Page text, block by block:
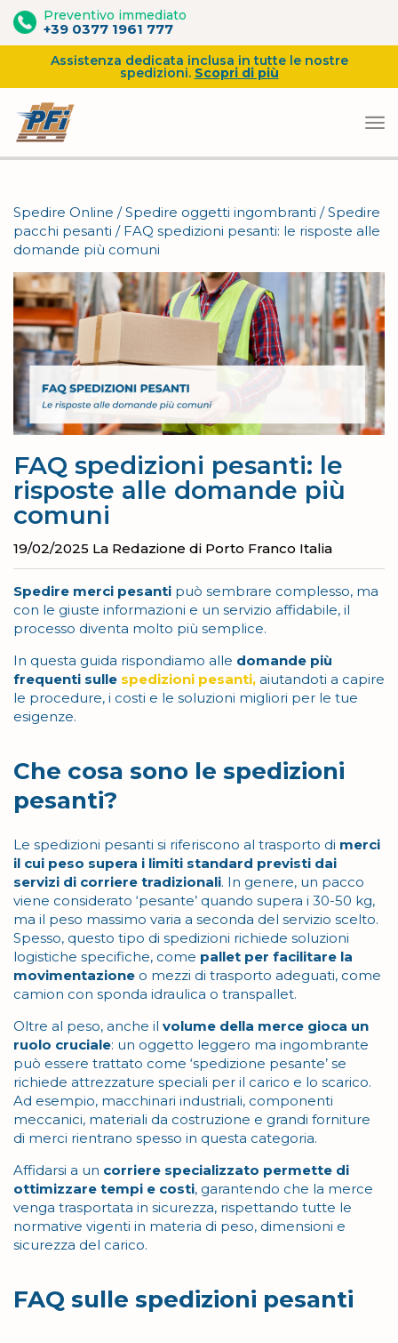
contenuto
Preventivo immediato
+39 0377 1961 777
Assistenza dedicata inclusa in tutte le nostre
spedizioni. Scopri di più
Spedire Online /Spedire oggetti ingombranti /Spedire
pacchi pesanti / FAQ spedizioni pesanti: le risposte alle
domande più comuni
FAQ spedizioni pesanti: le
risposte alle domande più
comuni
19/02/2025 La Redazione di Porto Franco Italia
Spedire merci pesanti può sembrare complesso, ma
con le giuste informazioni e un servizio affidabile, il
processo diventa molto più semplice.
In questa guida rispondiamo alle domande più
frequenti sulle spedizioni pesanti, aiutandoti a capire
le procedure, i costi e le soluzioni migliori per le tue
esigenze.
Che cosa sono le spedizioni
pesanti?
Le spedizioni pesanti si riferiscono al trasporto di merci
il cui peso supera i limiti standard previsti dai
servizi di corriere tradizionali. In genere, un pacco
viene considerato ‘pesante’ quando supera i 30-50 kg,
ma il peso massimo varia a seconda del servizio scelto.
Spesso, questo tipo di spedizioni richiede soluzioni
logistiche specifiche, come pallet per facilitare la
movimentazione o mezzi di trasporto adeguati, come
camion con sponda idraulica o transpallet.
Oltre al peso, anche il volume della merce gioca un
ruolo cruciale: un oggetto leggero ma ingombrante
può essere trattato come ‘spedizione pesante’ se
richiede attrezzature speciali per il carico e lo scarico.
Ad esempio, macchinari industriali, componenti
meccanici, materiali da costruzione e grandi forniture
di merci rientrano spesso in questa categoria.
Affidarsi a un corriere specializzato permette di
ottimizzare tempi e costi, garantendo che la merce
venga trasportata in sicurezza, rispettando tutte le
normative vigenti in materia di peso, dimensioni e
sicurezza del carico.
FAQ sulle spedizioni pesanti